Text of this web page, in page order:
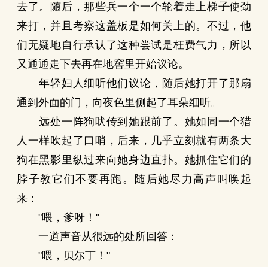
去了。随后，那些兵一个一个轮着走上梯子使劲
来打，并且考察这盖板是如何关上的。不过，他
们无疑地自行承认了这种尝试是枉费气力，所以
又通通走下去再在地窖里开始议论。
年轻妇人细听他们议论，随后她打开了那扇
通到外面的门，向夜色里侧起了耳朵细听。
远处一阵狗吠传到她跟前了。她如同一个猎
人一样吹起了口哨，后来，几乎立刻就有两条大
狗在黑影里纵过来向她身边直扑。她抓住它们的
脖子教它们不要再跑。随后她尽力高声叫唤起
来：
"喂，爹呀！"
一道声音从很远的处所回答：
"喂，贝尔丁！"